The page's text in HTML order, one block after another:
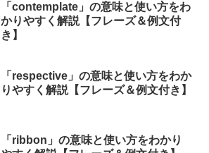
「contemplate」の意味と使い方をわ
かりやすく解説【フレーズ＆例文付
き】
「respective」の意味と使い方をわか
りやすく解説【フレーズ＆例文付き】
「ribbon」の意味と使い方をわかり